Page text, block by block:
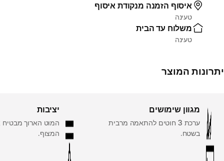
איסוף הזמנה מנקודת איסוף
טעינה
משלוח עד הבית
טעינה
יתרונות המוצר
מגוון שימושים
ערכת 3 חוטים להתאמה מרבית
בשטח.
יציבות
המוט הארוך מבטיח
המצוף.